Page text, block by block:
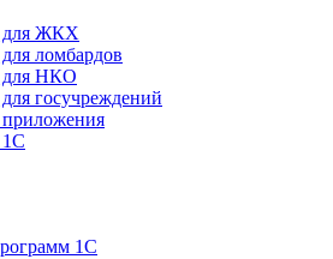
для ЖКХ
ломбардов
НКО
госучреждений
1С